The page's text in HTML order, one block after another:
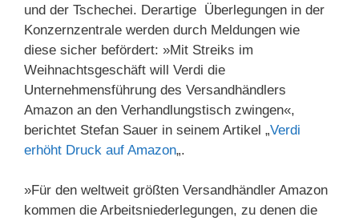
und der Tschechei. Derartige Überlegungen in der
Konzernzentrale werden durch Meldungen wie
diese sicher befördert: »Mit Streiks im
Weihnachtsgeschäft will Verdi die
Unternehmensführung des Versandhändlers
Amazon an den Verhandlungstisch zwingen«,
berichtet Stefan Sauer in seinem Artikel „Verdi
erhöht Druck auf Amazon„.
»Für den weltweit größten Versandhändler Amazon
kommen die Arbeitsniederlegungen, zu denen die